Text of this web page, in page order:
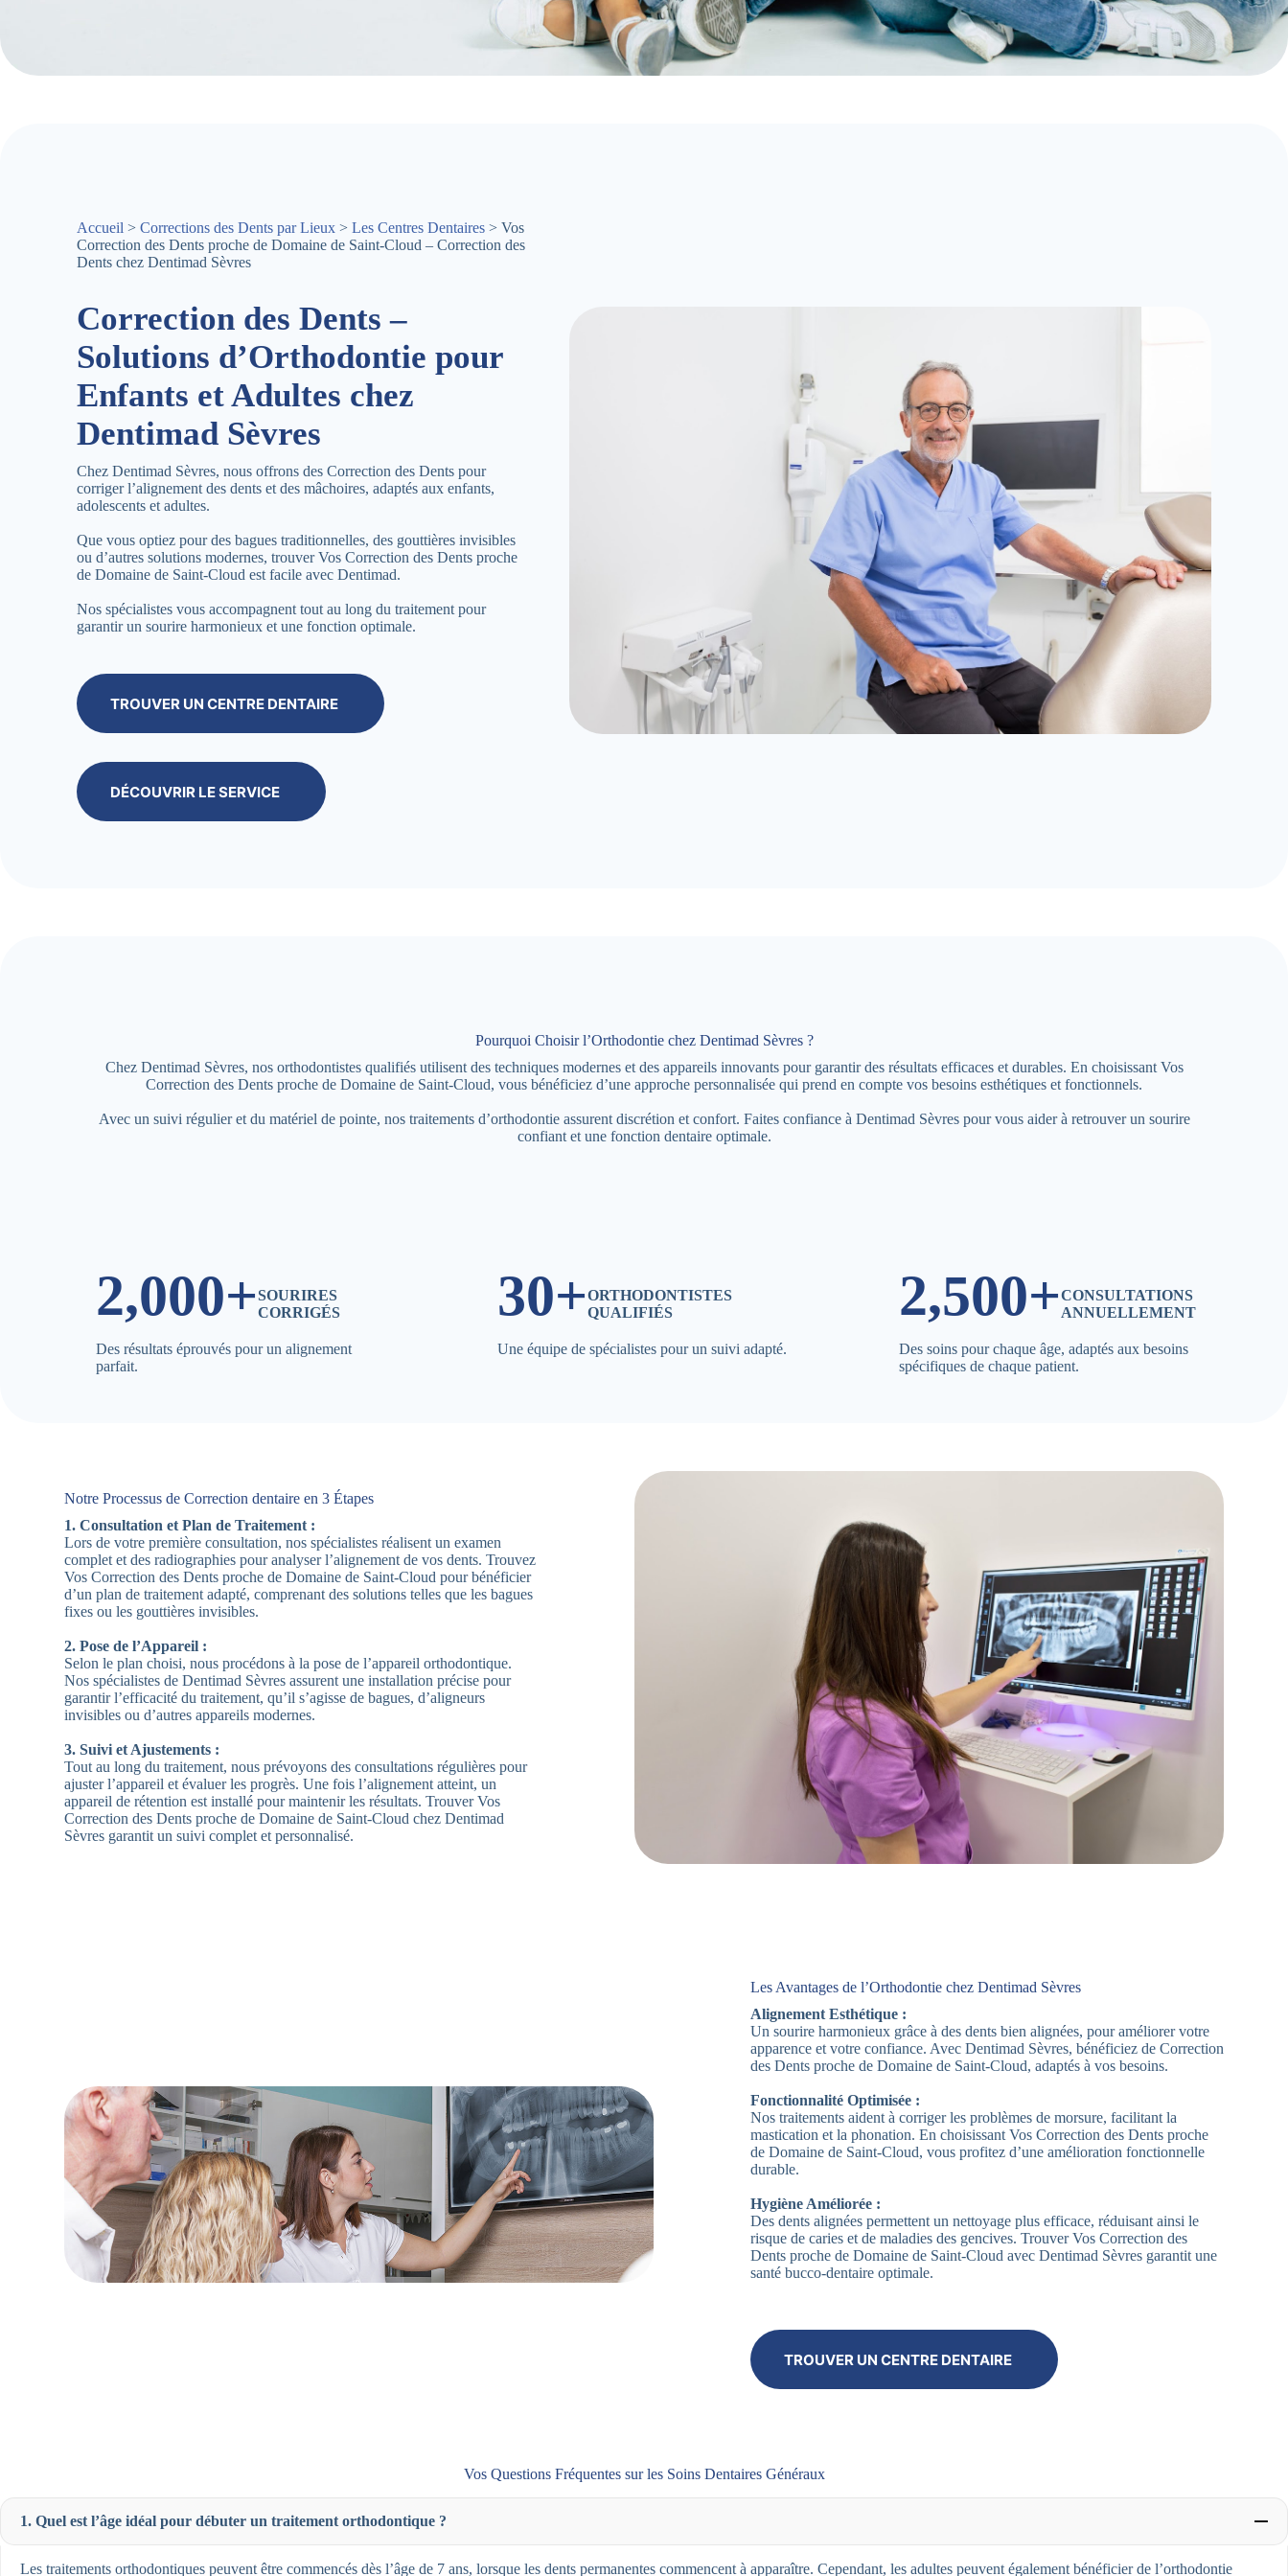
Accueil > Corrections des Dents par Lieux > Les Centres Dentaires > Vos
Correction des Dents proche de Domaine de Saint-Cloud – Correction des
Dents chez Dentimad Sèvres
Correction des Dents –
Solutions d’Orthodontie pour
Enfants et Adultes chez
Dentimad Sèvres
Chez Dentimad Sèvres, nous offrons des Correction des Dents pour
corriger l’alignement des dents et des mâchoires, adaptés aux enfants,
adolescents et adultes.
Que vous optiez pour des bagues traditionnelles, des gouttières invisibles
ou d’autres solutions modernes, trouver Vos Correction des Dents proche
de Domaine de Saint-Cloud est facile avec Dentimad.
Nos spécialistes vous accompagnent tout au long du traitement pour
garantir un sourire harmonieux et une fonction optimale.
TROUVER UN CENTRE DENTAIRE
DÉCOUVRIR LE SERVICE
Pourquoi Choisir l’Orthodontie chez Dentimad Sèvres ?
Chez Dentimad Sèvres, nos orthodontistes qualifiés utilisent des techniques modernes et des appareils innovants pour garantir des résultats efficaces et durables. En choisissant Vos
Correction des Dents proche de Domaine de Saint-Cloud, vous bénéficiez d’une approche personnalisée qui prend en compte vos besoins esthétiques et fonctionnels.
Avec un suivi régulier et du matériel de pointe, nos traitements d’orthodontie assurent discrétion et confort. Faites confiance à Dentimad Sèvres pour vous aider à retrouver un sourire
confiant et une fonction dentaire optimale.
2,000+SOURIRES
CORRIGÉS
Des résultats éprouvés pour un alignement
parfait.
30+ORTHODONTISTES
QUALIFIÉS
Une équipe de spécialistes pour un suivi adapté.
2,500+CONSULTATIONS
ANNUELLEMENT
Des soins pour chaque âge, adaptés aux besoins
spécifiques de chaque patient.
Notre Processus de Correction dentaire en 3 Étapes
1. Consultation et Plan de Traitement :
Lors de votre première consultation, nos spécialistes réalisent un examen
complet et des radiographies pour analyser l’alignement de vos dents. Trouvez
Vos Correction des Dents proche de Domaine de Saint-Cloud pour bénéficier
d’un plan de traitement adapté, comprenant des solutions telles que les bagues
fixes ou les gouttières invisibles.
2. Pose de l’Appareil :
Selon le plan choisi, nous procédons à la pose de l’appareil orthodontique.
Nos spécialistes de Dentimad Sèvres assurent une installation précise pour
garantir l’efficacité du traitement, qu’il s’agisse de bagues, d’aligneurs
invisibles ou d’autres appareils modernes.
3. Suivi et Ajustements :
Tout au long du traitement, nous prévoyons des consultations régulières pour
ajuster l’appareil et évaluer les progrès. Une fois l’alignement atteint, un
appareil de rétention est installé pour maintenir les résultats. Trouver Vos
Correction des Dents proche de Domaine de Saint-Cloud chez Dentimad
Sèvres garantit un suivi complet et personnalisé.
Les Avantages de l’Orthodontie chez Dentimad Sèvres
Alignement Esthétique :
Un sourire harmonieux grâce à des dents bien alignées, pour améliorer votre
apparence et votre confiance. Avec Dentimad Sèvres, bénéficiez de Correction
des Dents proche de Domaine de Saint-Cloud, adaptés à vos besoins.
Fonctionnalité Optimisée :
Nos traitements aident à corriger les problèmes de morsure, facilitant la
mastication et la phonation. En choisissant Vos Correction des Dents proche
de Domaine de Saint-Cloud, vous profitez d’une amélioration fonctionnelle
durable.
Hygiène Améliorée :
Des dents alignées permettent un nettoyage plus efficace, réduisant ainsi le
risque de caries et de maladies des gencives. Trouver Vos Correction des
Dents proche de Domaine de Saint-Cloud avec Dentimad Sèvres garantit une
santé bucco-dentaire optimale.
TROUVER UN CENTRE DENTAIRE
Vos Questions Fréquentes sur les Soins Dentaires Généraux
1. Quel est l’âge idéal pour débuter un traitement orthodontique ?
Les traitements orthodontiques peuvent être commencés dès l’âge de 7 ans, lorsque les dents permanentes commencent à apparaître. Cependant, les adultes peuvent également bénéficier de l’orthodontie